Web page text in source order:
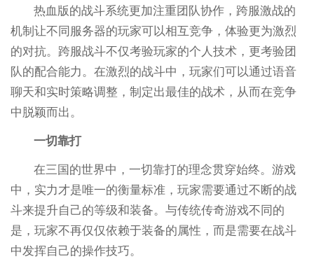
热血版的战斗系统更加注重团队协作，跨服激战的
机制让不同服务器的玩家可以相互竞争，体验更为激烈
的对抗。跨服战斗不仅考验玩家的个人技术，更考验团
队的配合能力。在激烈的战斗中，玩家们可以通过语音
聊天和实时策略调整，制定出最佳的战术，从而在竞争
中脱颖而出。
一切靠打
在三国的世界中，一切靠打的理念贯穿始终。游戏
中，实力才是唯一的衡量标准，玩家需要通过不断的战
斗来提升自己的等级和装备。与传统传奇游戏不同的
是，玩家不再仅仅依赖于装备的属性，而是需要在战斗
中发挥自己的操作技巧。